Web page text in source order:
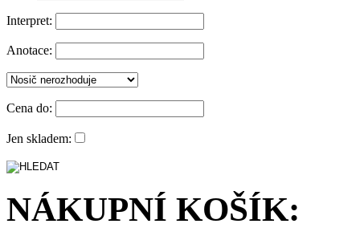
Interpret:
Anotace:
Cena do:
Jen skladem:
NÁKUPNÍ KOŠÍK: